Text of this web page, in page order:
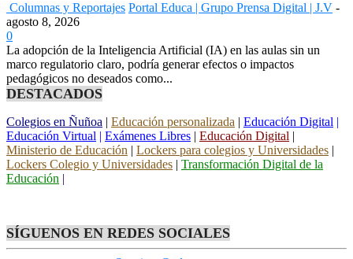
Columnas y Reportajes Portal Educa | Grupo Prensa Digital | J.V -
agosto 8, 2026
0
La adopción de la Inteligencia Artificial (IA) en las aulas sin un
marco regulatorio claro, podría generar efectos o impactos
pedagógicos no deseados como...
DESTACADOS
Colegios en Ñuñoa | Educación personalizada | Educación Digital |
Educación Virtual | Exámenes Libres | Educación Digital |
Ministerio de Educación | Lockers para colegios y Universidades |
Lockers Colegio y Universidades | Transformación Digital de la
Educación |
SÍGUENOS EN REDES SOCIALES